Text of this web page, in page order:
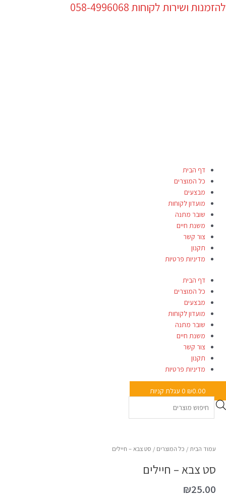
דילוג
להזמנות ושירות לקוחות 058-4996068
דף הבית
כל המוצרים
מבצעים
מועדון לקוחות
שובר מתנה
משנת חיים
צור קשר
תקנון
מדיניות פרטיות
דף הבית
כל המוצרים
מבצעים
מועדון לקוחות
שובר מתנה
משנת חיים
צור קשר
תקנון
מדיניות פרטיות
₪0.00
0 עגלת קניות
Products
עמוד הבית / כל המוצרים / סט צבא – חיילים
סט צבא – חיילים
₪25.00
סט
-